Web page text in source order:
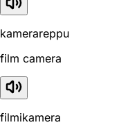
kamerareppu
film camera
filmikamera